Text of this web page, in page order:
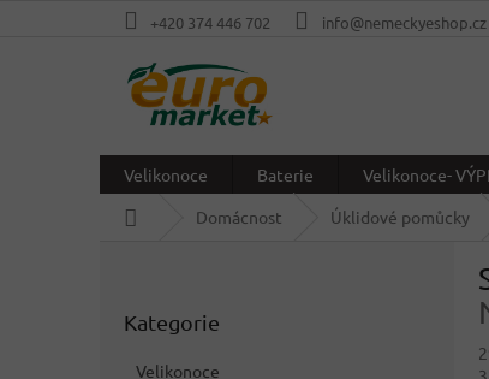
+420 374 446 702 info@nemeckyeshop.cz
Velikonoce Baterie Velikonoce-
Domácnost Úklidové pomůcky
kategorie
Kategorie
Velikonoce